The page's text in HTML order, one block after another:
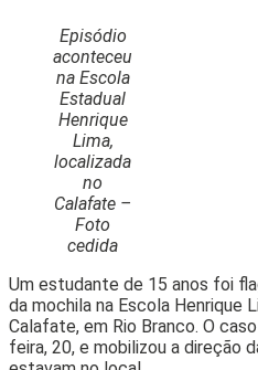
Episódio
aconteceu
na Escola
Estadual
Henrique
Lima,
localizada
no
Calafate –
Foto
cedida
Um estudante de 15 anos foi
da mochila na Escola Henrique
Calafate, em Rio Branco. O
feira, 20, e mobilizou a direção